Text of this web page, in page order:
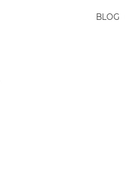
BLOG